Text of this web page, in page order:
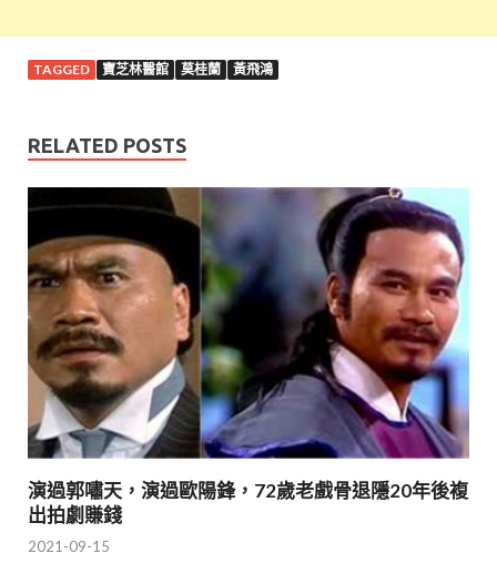
TAGGED 寶芝林醫館 莫桂蘭 黃飛鴻
RELATED POSTS
演過郭嘯天，演過歐陽鋒，72歲老戲骨退隱20年後複
出拍劇賺錢
2021-09-15